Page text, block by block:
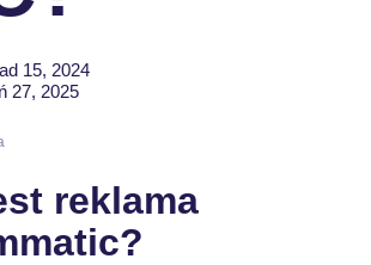
15, 2024
27, 2025
reklama